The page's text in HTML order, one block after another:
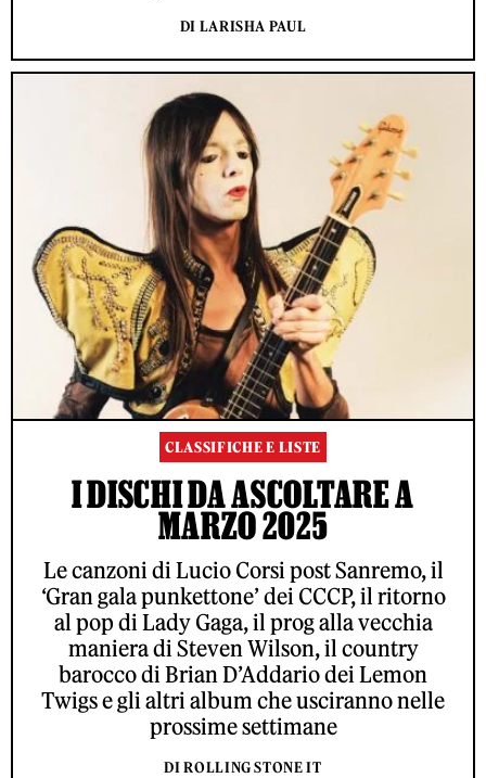
DI LARISHA PAUL
CLASSIFICHE E LISTE
I DISCHI DA ASCOLTARE A
MARZO 2025
Le canzoni di Lucio Corsi post Sanremo, il
‘Gran gala punkettone’ dei CCCP, il ritorno
al pop di Lady Gaga, il prog alla vecchia
maniera di Steven Wilson, il country
barocco di Brian D’Addario dei Lemon
Twigs e gli altri album che usciranno nelle
prossime settimane
DI ROLLING STONE IT